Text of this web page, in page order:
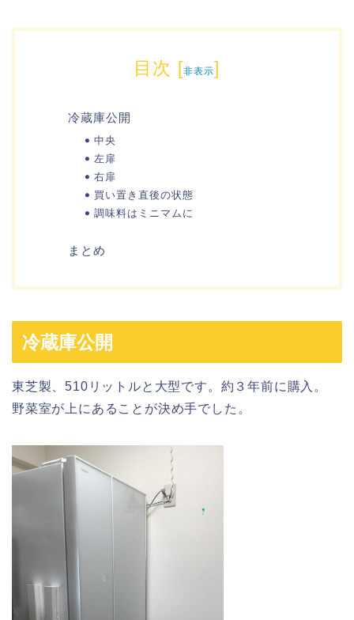
目次 [非表示]
冷蔵庫公開
中央
左扉
右扉
買い置き直後の状態
調味料はミニマムに
まとめ
冷蔵庫公開
東芝製、510リットルと大型です。約３年前に購入。
野菜室が上にあることが決め手でした。